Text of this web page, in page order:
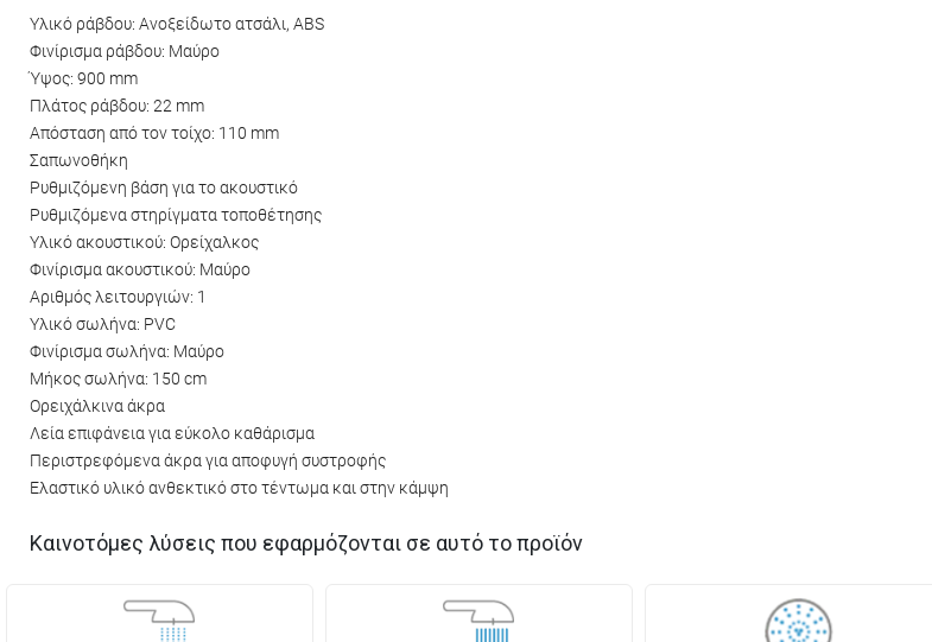
Υλικό ράβδου: Ανοξείδωτο ατσάλι, ABS
Φινίρισμα ράβδου: Μαύρο
Ύψος: 900 mm
Πλάτος ράβδου: 22 mm
Απόσταση από τον τοίχο: 110 mm
Σαπωνοθήκη
Ρυθμιζόμενη βάση για το ακουστικό
Ρυθμιζόμενα στηρίγματα τοποθέτησης
Υλικό ακουστικού: Ορείχαλκος
Φινίρισμα ακουστικού: Μαύρο
Αριθμός λειτουργιών: 1
Υλικό σωλήνα: PVC
Φινίρισμα σωλήνα: Μαύρο
Μήκος σωλήνα: 150 cm
Ορειχάλκινα άκρα
Λεία επιφάνεια για εύκολο καθάρισμα
Περιστρεφόμενα άκρα για αποφυγή συστροφής
Ελαστικό υλικό ανθεκτικό στο τέντωμα και στην κάμψη
Καινοτόμες λύσεις που εφαρμόζονται σε αυτό το προϊόν